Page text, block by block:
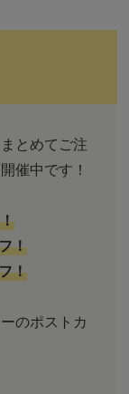
とめてご注
催中です！
！
！
のポストカ